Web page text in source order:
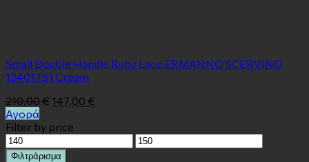
Small Double Handle Ruby Lace ERMANNO SCERVINO
12401751 Cream
210,00€ 147,00 €
Αγορά
Filter by price
Ελάχιστη
τιμή
Μέγιστη
τιμή
Φιλτράρισμα